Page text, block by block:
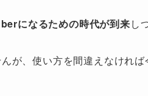
になるための時代が到来し
が、使い方を間違えなけれ